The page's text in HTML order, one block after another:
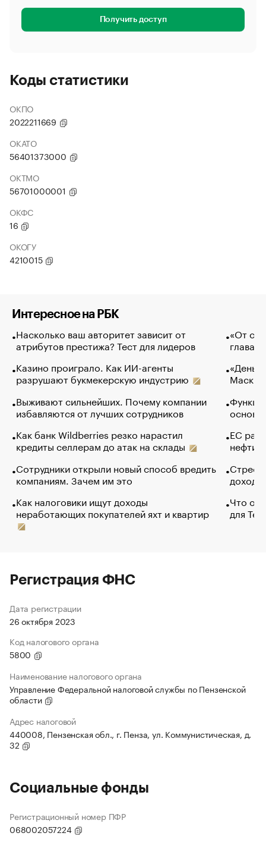
Получить доступ
Коды статистики
ОКПО
2022211669
ОКАТО
56401373000
ОКТМО
56701000001
ОКФС
16
ОКОГУ
4210015
Интересное на РБК
Насколько ваш авторитет зависит от
атрибутов престижа? Тест для лидеров
Казино проиграло. Как ИИ-агенты
разрушают букмекерскую индустрию
Выживают сильнейших. Почему компании
избавляются от лучших сотрудников
Как банк Wildberries резко нарастил
кредиты селлерам до атак на склады
Сотрудники открыли новый способ вредить
компаниям. Зачем им это
Как налоговики ищут доходы
неработающих покупателей яхт и квартир
«От
глава
Маск в
основ
ЕС
нефти
Что
для
Регистрация ФНС
Дата регистрации
26 октября 2023
Код налогового органа
5800
Наименование налогового органа
Управление Федеральной налоговой службы по Пензенской
области
Адрес налоговой
440008, Пензенская обл., г. Пенза, ул. Коммунистическая, д.
32
Социальные фонды
Регистрационный номер ПФР
068002057224